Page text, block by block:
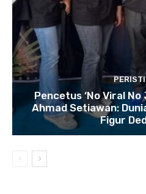
Pencetus ‘No Viral
Ahmad Setiawan:
Figur